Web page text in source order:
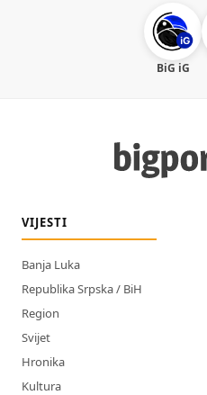
BiG iG
VIJESTI
Banja Luka
Republika Srpska / BiH
Region
Svijet
Hronika
Kultura